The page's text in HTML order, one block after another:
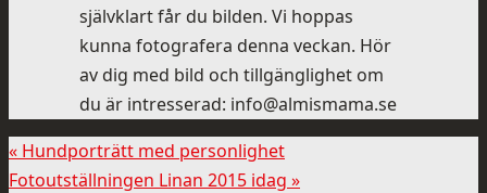
självklart får du bilden. Vi hoppas
kunna fotografera denna veckan. Hör
av dig med bild och tillgänglighet om
du är intresserad: info@almismama.se
« Hundporträtt med personlighet
Fotoutställningen Linan 2015 idag »